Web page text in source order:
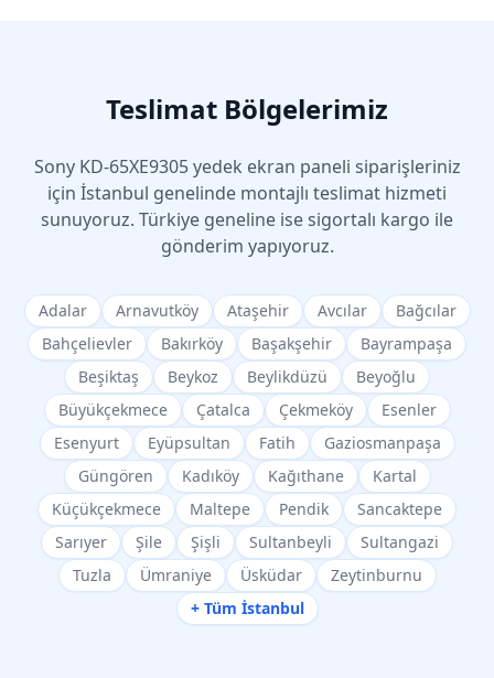
Teslimat Bölgelerimiz
Sony KD-65XE9305yedek ekran paneli siparişleriniz
için İstanbul genelinde montajlı teslimat hizmeti
sunuyoruz. Türkiye geneline ise sigortalı kargo ile
gönderim yapıyoruz.
Adalar Arnavutköy Ataşehir Avcılar
Bağcılar
Bahçelievler
Bakırköy Başakşehir
Bayrampaşa
Beşiktaş
Beykoz Beylikdüzü
Beyoğlu
Büyükçekmece
Çatalca Çekmeköy
Esenler
Esenyurt
Eyüpsultan Fatih
Gaziosmanpaşa
Güngören
Kadıköy Kağıthane
Kartal
Küçükçekmece
Maltepe Pendik
Sancaktepe
Sarıyer
Şile Şişli Sultanbeyli
Sultangazi
Tuzla
Ümraniye Üsküdar
Zeytinburnu
+ Tüm İstanbul